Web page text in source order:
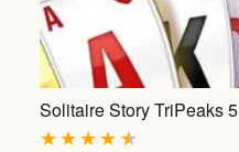
Solitaire Story TriPeaks 5
★
★
★
★
★